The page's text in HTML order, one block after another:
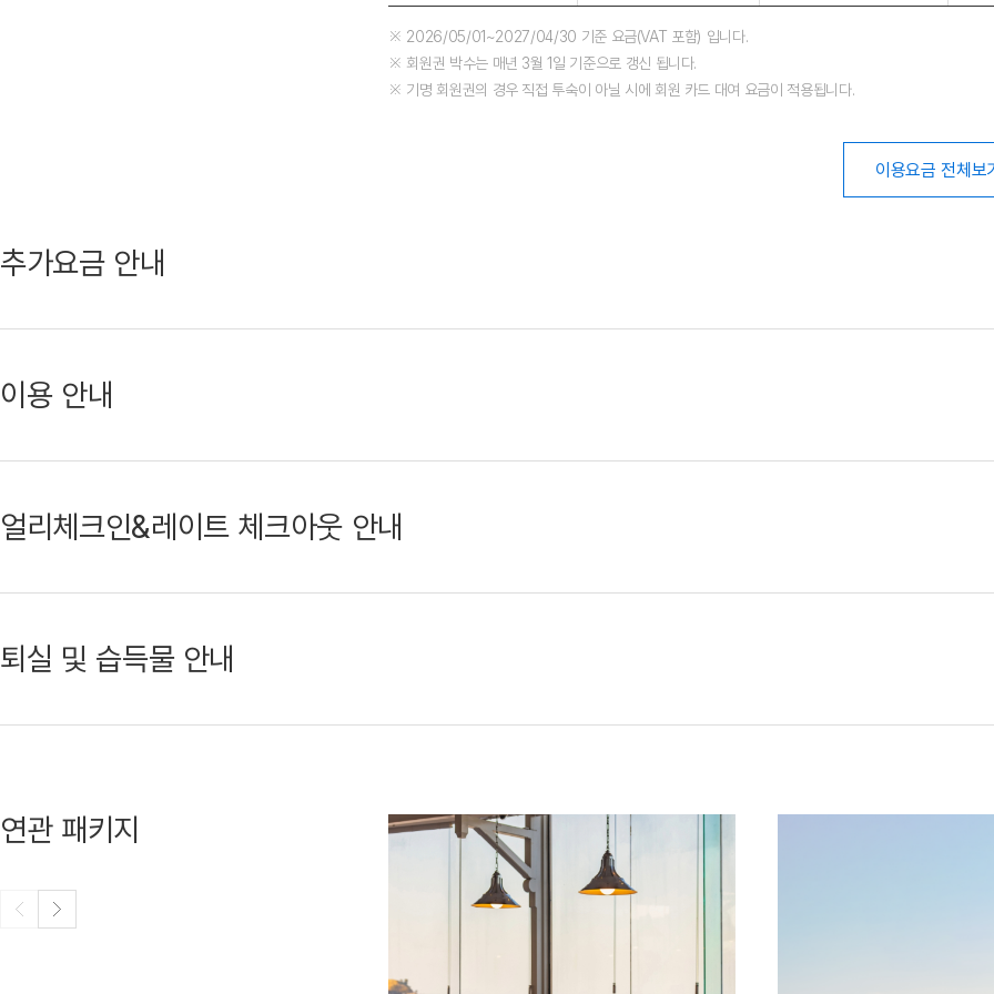
※ 2026/05/01~2027/04/30 기준 요금(VAT 포함) 입니다.
※ 회원권 박수는 매년 3월 1일 기준으로 갱신 됩니다.
※ 기명 회원권의 경우 직접 투숙이 아닐 시에 회원 카드 대여 요금이 적용됩니다.
이용요금 전체보
추가요금 안내
이용 안내
얼리체크인&레이트 체크아웃 안내
퇴실 및 습득물 안내
연관 패키지